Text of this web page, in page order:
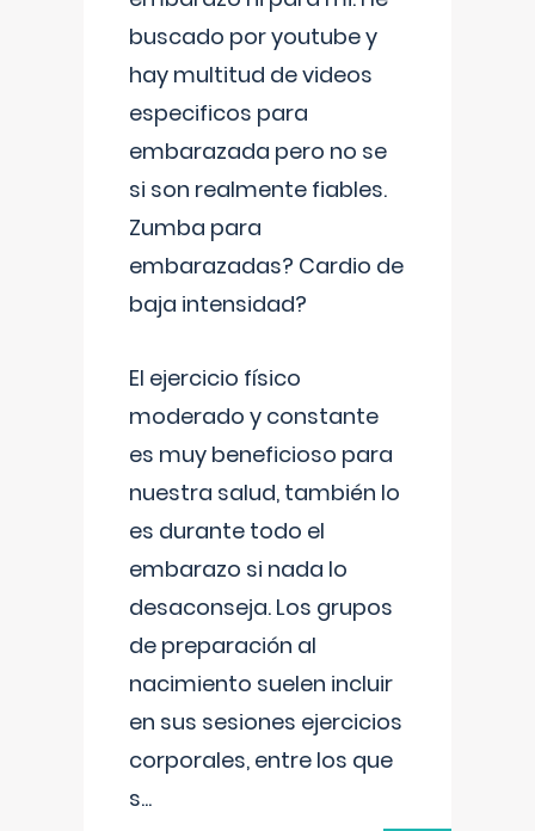
buscado por youtube y
hay multitud de videos
especificos para
embarazada pero no se
si son realmente fiables.
Zumba para
embarazadas? Cardio de
baja intensidad?
El ejercicio físico
moderado y constante
es muy beneficioso para
nuestra salud, también lo
es durante todo el
embarazo si nada lo
desaconseja. Los grupos
de preparación al
nacimiento suelen incluir
en sus sesiones ejercicios
corporales, entre los que
s...